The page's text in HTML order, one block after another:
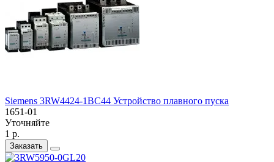
Siemens 3RW4424-1BC44 Устройство плавного пуска
1651-01
Уточняйте
1 р.
Заказать